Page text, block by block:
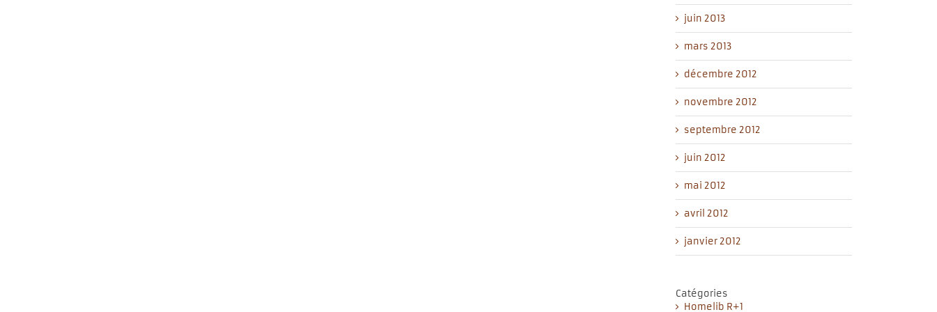
juin 2013
mars 2013
décembre 2012
novembre 2012
septembre 2012
juin 2012
mai 2012
avril 2012
janvier 2012
Catégories
Homelib R+1